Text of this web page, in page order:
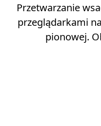
Przetwarzanie
przeglądarkami
pionowej.